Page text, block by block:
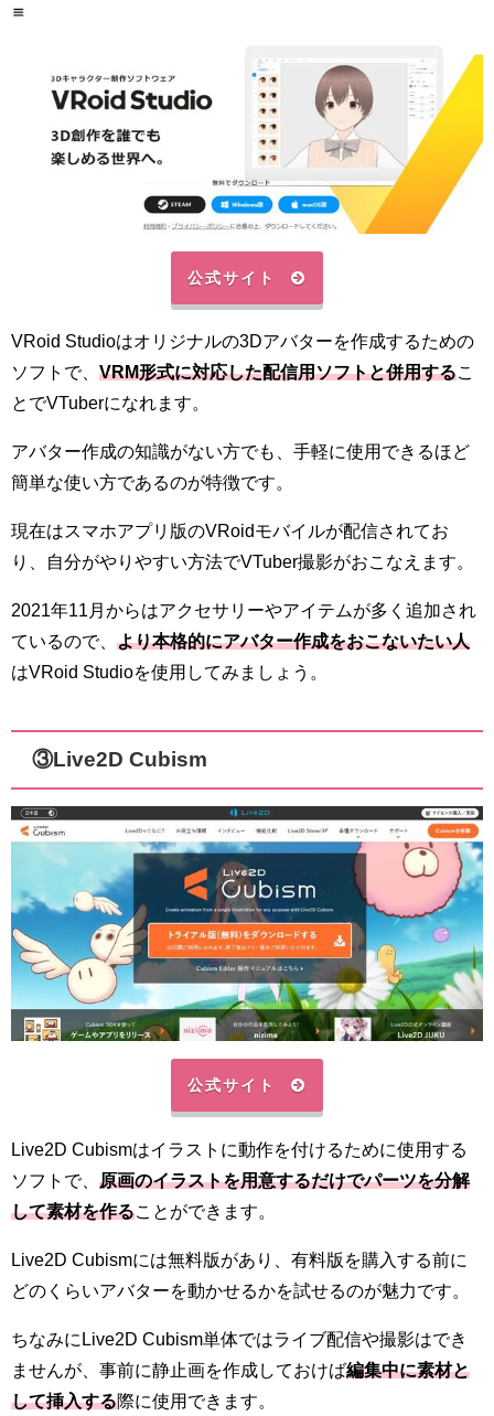
公式サイト
VRoid Studioはオリジナルの3Dアバターを作成するための
ソフトで、 VRM形式に対応した配信用ソフトと併用するこ
とでVTuberになれます。
アバター作成の知識がない方でも、手軽に使用できるほど
簡単な使い方であるのが特徴です。
現在はスマホアプリ版のVRoidモバイルが配信されてお
り、自分がやりやすい方法でVTuber撮影がおこなえます。
2021年11月からはアクセサリーやアイテムが多く追加され
ているので、 より本格的にアバター作成をおこないたい人
はVRoid Studioを使用してみましょう。
③Live2D Cubism
公式サイト
Live2D Cubismはイラストに動作を付けるために使用する
ソフトで、 原画のイラストを用意するだけでパーツを分解
して素材を作る ことができます。
Live2D Cubismには無料版があり、有料版を購入する前に
どのくらいアバターを動かせるかを試せるのが魅力です。
ちなみにLive2D Cubism単体ではライブ配信や撮影はでき
ませんが、事前に静止画を作成しておけば編集中に素材と
して挿入する際に使用できます。